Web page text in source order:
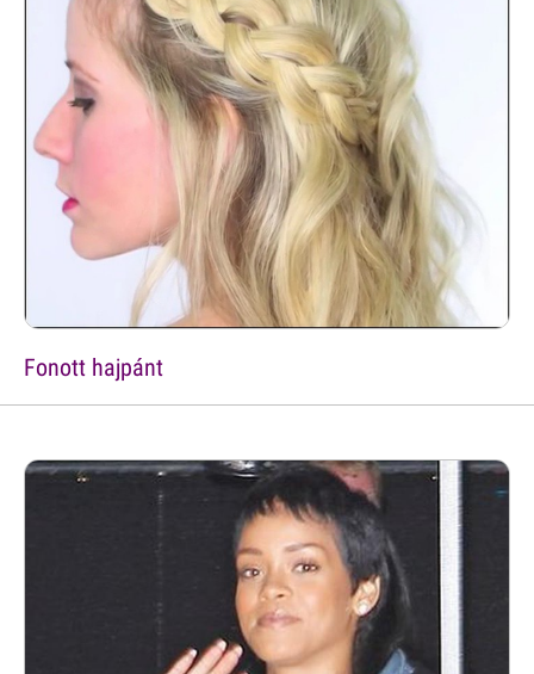
Fonott hajpánt